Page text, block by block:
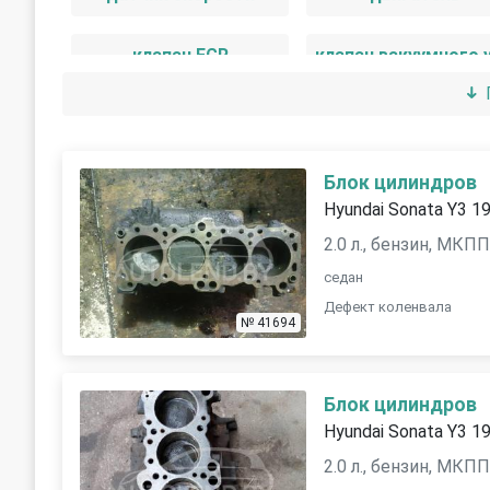
клапан EGR
кронштейн гидроусилителя кронштейн
маслозаборник маховик
патрубок вентиляции картера
трос газа форсунка
шкив коленвала
№ 41694
Блок цилиндров
Hyundai Sonata Y3
2.0 л., бензин, МКПП
седан
Дефект коленвала
Блок цилиндров
Hyundai Sonata Y3
2.0 л., бензин, МКПП